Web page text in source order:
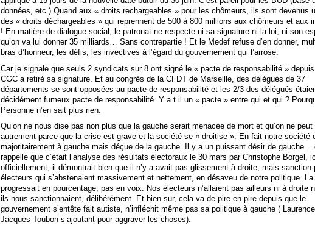
données, etc.) Quand aux « droits rechargeables » pour les chômeurs, ils sont devenus
des « droits déchargeables » qui reprennent de 500 à 800 millions aux chômeurs et aux
! En matière de dialogue social, le patronat ne respecte ni sa signature ni la loi, ni son
qu’on va lui donner 35 milliards… Sans contrepartie ! Et le Medef refuse d’en donner,
bras d’honneur, les défis, les invectives à l’égard du gouvernement qui l’arrose.
Car je signale que seuls 2 syndicats sur 8 ont signé le « pacte de responsabilité »
CGC a retiré sa signature. Et au congrès de la CFDT de Marseille, des délégués de 37
départements se sont opposées au pacte de responsabilité et les 2/3 des délégués
décidément fumeux pacte de responsabilité. Y a t il un « pacte » entre qui et qui ?
Personne n’en sait plus rien.
Qu’on ne nous dise pas non plus que la gauche serait menacée de mort et qu’on ne
autrement parce que la crise est grave et la société se « droitise ». En fait notre société
majoritairement à gauche mais déçue de la gauche. Il y a un puissant désir de gauche…
rappelle que c’était l’analyse des résultats électoraux le 30 mars par Christophe Borgel,
officiellement, il démontrait bien que il n’y a avait pas glissement à droite, mais sanction
électeurs qui s’abstenaient massivement et nettement, en désaveu de notre politique. La
progressait en pourcentage, pas en voix. Nos électeurs n’allaient pas ailleurs ni à droite
ils nous sanctionnaient, délibérément. Et bien sur, cela va de pire en pire depuis que le
gouvernement s’entête fait autiste, n’infléchit même pas sa politique à gauche (
Jacques Toubon s’ajoutant pour aggraver les choses).